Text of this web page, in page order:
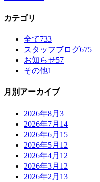
カテゴリ
全て733
スタッフブログ675
お知らせ57
その他1
月別アーカイブ
2026年8月 3
2026年7月 14
2026年6月 15
2026年5月 12
2026年4月 12
2026年3月 12
2026年2月 13